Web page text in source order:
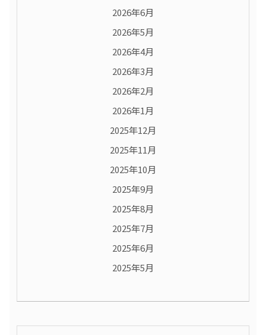
2026年6月
2026年5月
2026年4月
2026年3月
2026年2月
2026年1月
2025年12月
2025年11月
2025年10月
2025年9月
2025年8月
2025年7月
2025年6月
2025年5月